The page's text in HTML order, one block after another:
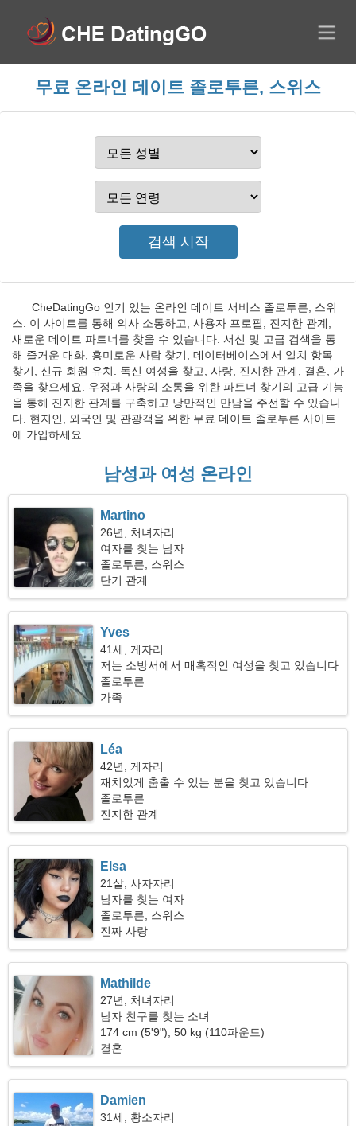
무료 온라인 데이트 졸로투른, 스위스
CheDatingGo 인기 있는 온라인 데이트 서비스 졸로투른, 스위
스. 이 사이트를 통해 의사 소통하고, 사용자 프로필, 진지한 관계,
새로운 데이트 파트너를 찾을 수 있습니다. 서신 및 고급 검색을 통
해 즐거운 대화, 흥미로운 사람 찾기, 데이터베이스에서 일치 항목
찾기, 신규 회원 유치. 독신 여성을 찾고, 사랑, 진지한 관계, 결혼, 가
족을 찾으세요. 우정과 사랑의 소통을 위한 파트너 찾기의 고급 기능
을 통해 진지한 관계를 구축하고 낭만적인 만남을 주선할 수 있습니
다. 현지인, 외국인 및 관광객을 위한 무료 데이트 졸로투른 사이트
에 가입하세요.
남성과 여성 온라인
Martino
26년, 처녀자리
여자를 찾는 남자
졸로투른, 스위스
단기 관계
Yves
41세, 게자리
저는 소방서에서 매혹적인 여성을 찾고 있습니다
졸로투른
가족
Léa
42년, 게자리
재치있게 춤출 수 있는 분을 찾고 있습니다
졸로투른
진지한 관계
Elsa
21살, 사자자리
남자를 찾는 여자
졸로투른, 스위스
진짜 사랑
Mathilde
27년, 처녀자리
남자 친구를 찾는 소녀
174 cm (5'9"), 50 kg (110파운드)
결혼
Damien
31세, 황소자리